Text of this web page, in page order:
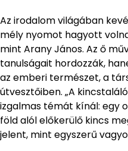
Az irodalom világában
mély nyomot hagyott
mint Arany János. Az ő
tanulságait hordozzák,
az emberi természet, a
útvesztőiben. „A
izgalmas témát kínál: egy
föld alól előkerülő kincs
jelent, mint egyszerű